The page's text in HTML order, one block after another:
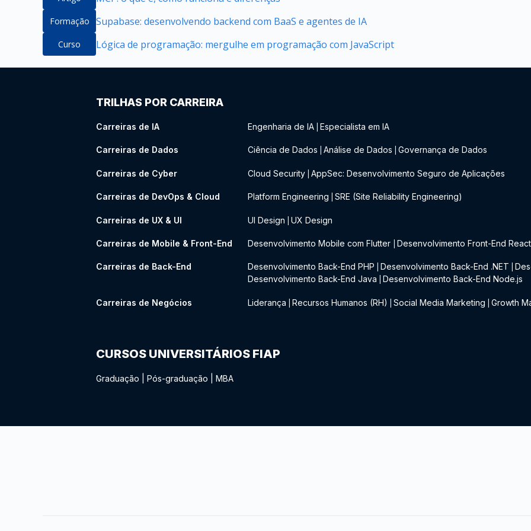
Formação Supabase: desenvolvendo backend com BaaS e agentes de IA
Curso Lógica de programação: mergulhe em programação com JavaScript
TRILHAS POR CARREIRA
Carreiras de IA Engenharia de IA Especialista em IA
Carreiras de Dados Ciência de Dados Análise de Dados Governança de Dados
Carreiras de Cyber Cloud Security AppSec: Desenvolvimento Seguro de Aplicações
Carreiras de DevOps & Cloud Platform Engineering SRE (Site Reliability Engineering)
Carreiras de UX & UI UI Design UX Design
Carreiras de Mobile & Front-End Desenvolvimento Mobile com Flutter Desenvolvimento Front-End React
Carreiras de Back-End Desenvolvimento Back-End PHP Desenvolvimento Back-End .NET
Desenvolvimento Back-End Java
Desenvolvimento Back-End Node.js
Carreiras de Negócios Liderança Recursos Humanos (RH) Social Media Marketing Growth
CURSOS UNIVERSITÁRIOS FIAP
Graduação Pós-graduação MBA